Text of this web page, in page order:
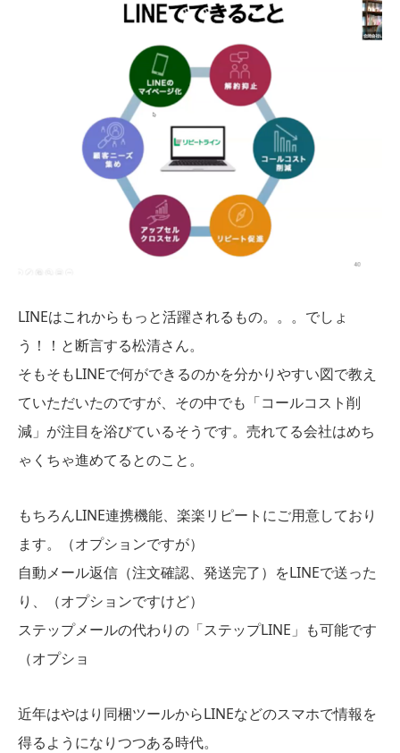
LINEはこれからもっと活躍されるもの。。。でしょ
う！！と断言する松清さん。
そもそもLINEで何ができるのかを分かりやすい図で教え
ていただいたのですが、その中でも「コールコスト削
減」が注目を浴びているそうです。売れてる会社はめち
ゃくちゃ進めてるとのこと。
もちろんLINE連携機能、楽楽リピートにご用意しており
ます。（オプションですが）
自動メール返信（注文確認、発送完了）をLINEで送った
り、（オプションですけど）
ステップメールの代わりの「ステップLINE」も可能です
（オプショ
近年はやはり同梱ツールからLINEなどのスマホで情報を
得るようになりつつある時代。